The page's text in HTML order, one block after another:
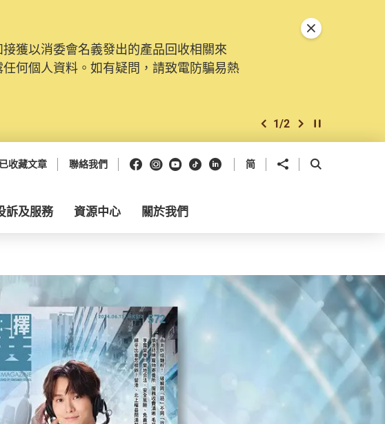
獲以消委會名義發出的產品回收相關來
何個人資料。如有疑問，請致電防騙易熱
上一個
1/2 下一個開始/暫停幻燈
關閉特別通告
已收藏文章 聯絡我們 Facebook
Instagram
Youtube
抖音領英 简 分享到 開啟搜尋框
訴及服務 資源中心 關於我們